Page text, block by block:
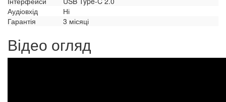
Аудіовхід
Ні
Гарантія
3 місяці
Відео огляд